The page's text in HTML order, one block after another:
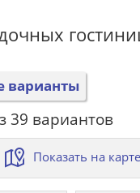
варианты
39 вариантов
Показать на карте